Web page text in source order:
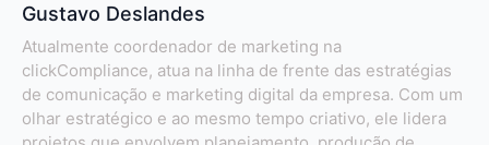
Gustavo Deslandes
Atualmente coordenador de marketing na
clickCompliance, atua na linha de frente das estratégias
de comunicação e marketing digital da empresa. Com um
olhar estratégico e ao mesmo tempo criativo, ele lidera